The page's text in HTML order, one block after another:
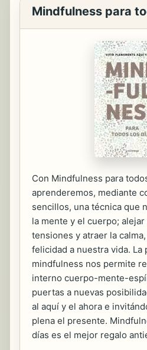
Mindfulness para
Con Mindfulness para
aprenderemos, mediante
sencillos, una técnica que
la mente y el cuerpo;
tensiones y atraer la
felicidad a nuestra vida. La
mindfulness nos permite
interno cuerpo-mente-
puertas a nuevas
al aquí y el ahora e
plena el presente.
días es el mejor regalo